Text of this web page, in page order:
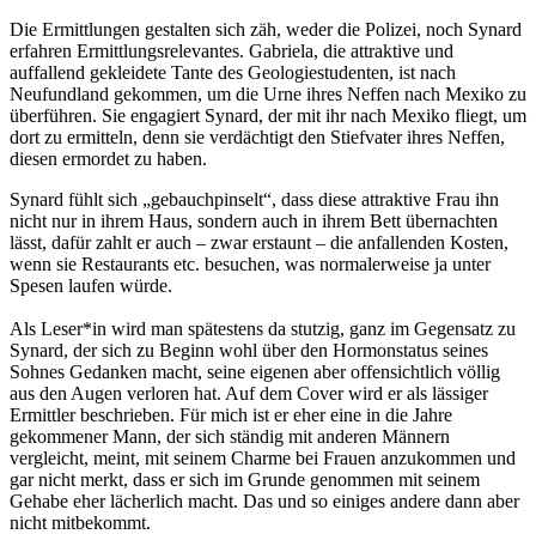
Die Ermittlungen gestalten sich zäh, weder die Polizei, noch Synard
erfahren Ermittlungsrelevantes. Gabriela, die attraktive und
auffallend gekleidete Tante des Geologiestudenten, ist nach
Neufundland gekommen, um die Urne ihres Neffen nach Mexiko zu
überführen. Sie engagiert Synard, der mit ihr nach Mexiko fliegt, um
dort zu ermitteln, denn sie verdächtigt den Stiefvater ihres Neffen,
diesen ermordet zu haben.
Synard fühlt sich „gebauchpinselt“, dass diese attraktive Frau ihn
nicht nur in ihrem Haus, sondern auch in ihrem Bett übernachten
lässt, dafür zahlt er auch – zwar erstaunt – die anfallenden Kosten,
wenn sie Restaurants etc. besuchen, was normalerweise ja unter
Spesen laufen würde.
Als Leser*in wird man spätestens da stutzig, ganz im Gegensatz zu
Synard, der sich zu Beginn wohl über den Hormonstatus seines
Sohnes Gedanken macht, seine eigenen aber offensichtlich völlig
aus den Augen verloren hat. Auf dem Cover wird er als lässiger
Ermittler beschrieben. Für mich ist er eher eine in die Jahre
gekommener Mann, der sich ständig mit anderen Männern
vergleicht, meint, mit seinem Charme bei Frauen anzukommen und
gar nicht merkt, dass er sich im Grunde genommen mit seinem
Gehabe eher lächerlich macht. Das und so einiges andere dann aber
nicht mitbekommt.